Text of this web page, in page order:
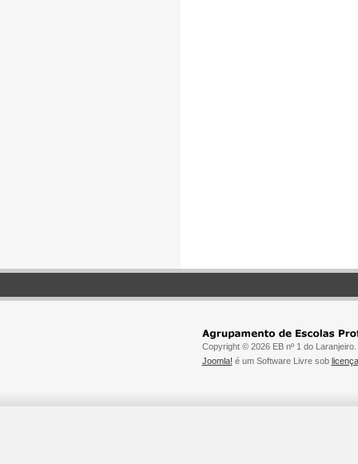
Copyright © 2026 EB nº 1 do
Joomla! é um Software Livre sob